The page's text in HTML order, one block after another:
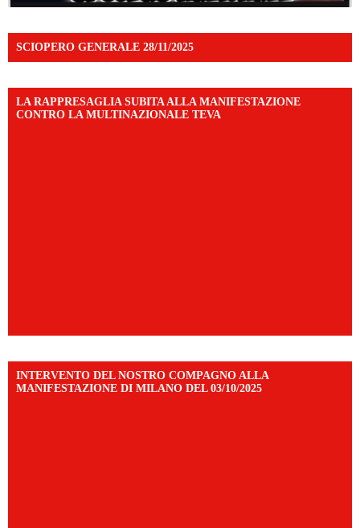
SCIOPERO GENERALE 28/11/2025
LA RAPPRESAGLIA SUBITA ALLA MANIFESTAZIONE
CONTRO LA MULTINAZIONALE TEVA
INTERVENTO DEL NOSTRO COMPAGNO ALLA
MANIFESTAZIONE DI MILANO DEL 03/10/2025